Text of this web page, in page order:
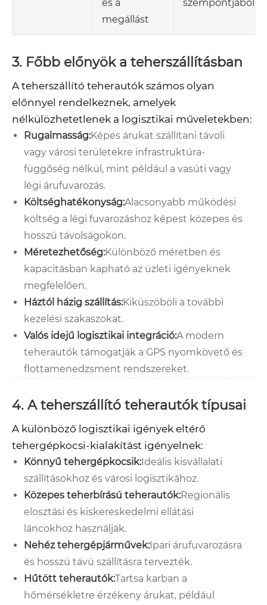
és a
megállást
szempontjából
3. Főbb előnyök a teherszállításban
A teherszállító teherautók számos olyan
előnnyel rendelkeznek, amelyek
nélkülözhetetlenek a logisztikai műveletekben:
Rugalmasság:Képes árukat szállítani távoli
vagy városi területekre infrastruktúra-
függőség nélkül, mint például a vasúti vagy
légi árufuvarozás.
Költséghatékonyság:Alacsonyabb működési
költség a légi fuvarozáshoz képest közepes és
hosszú távolságokon.
Méretezhetőség:Különböző méretben és
kapacitásban kapható az üzleti igényeknek
megfelelően.
Háztól házig szállítás:Kiküszöböli a további
kezelési szakaszokat.
Valós idejű logisztikai integráció:A modern
teherautók támogatják a GPS nyomkövető és
flottamenedzsment rendszereket.
4. A teherszállító teherautók típusai
A különböző logisztikai igények eltérő
tehergépkocsi-kialakítást igényelnek:
Könnyű tehergépkocsik:Ideális kisvállalati
szállításokhoz és városi logisztikához.
Közepes teherbírású teherautók:Regionális
elosztási és kiskereskedelmi ellátási
láncokhoz használják.
Nehéz tehergépjárművek:Ipari árufuvarozásra
és hosszú távú szállításra tervezték.
Hűtött teherautók:Tartsa karban a
hőmérsékletre érzékeny árukat, például